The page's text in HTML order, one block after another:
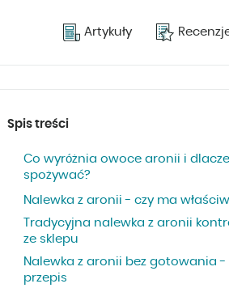
Artykuły
Spis treści
Co wyróżnia owoce aronii i
spożywać?
Nalewka z aronii - czy ma
Tradycyjna nalewka z aronii
ze sklepu
Nalewka z aronii bez gotowania -
przepis